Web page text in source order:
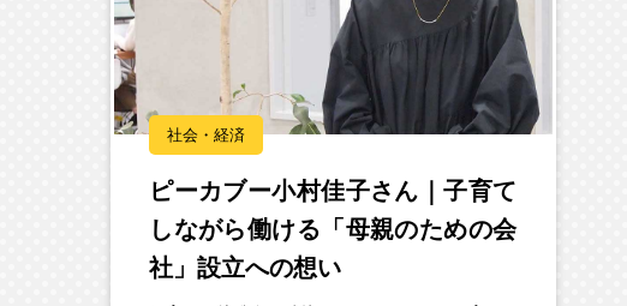
社会・経済
ピーカブー小村佳子さん｜子育て
しながら働ける「母親のための会
社」設立への想い